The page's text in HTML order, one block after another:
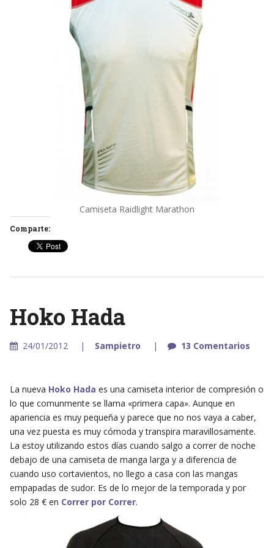
Camiseta Raidlight Marathon
Comparte:
Hoko Hada
24/01/2012 Sampietro 13 Comentarios
La nueva Hoko Hada es una camiseta interior de compresión o
lo que comunmente se llama «primera capa». Aunque en
apariencia es muy pequeña y parece que no nos vaya a caber,
una vez puesta es muy cómoda y transpira maravillosamente.
La estoy utilizando estos días cuando salgo a correr de noche
debajo de una camiseta de manga larga y a diferencia de
cuando uso cortavientos, no llego a casa con las mangas
empapadas de sudor. Es de lo mejor de la temporada y por
solo 28 € en Correr por Correr.